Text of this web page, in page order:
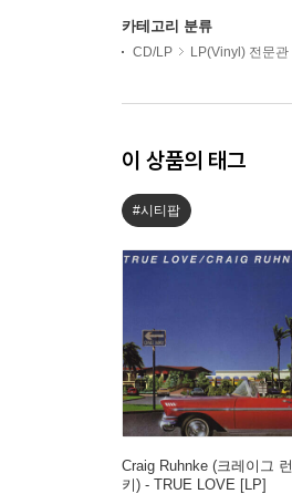
카테고리 분류
CD/LP LP(Vinyl) 전문관
이 상품의 태그
#시티팝
Craig Ruhnke (크레이그 런
키) - TRUE LOVE [LP]